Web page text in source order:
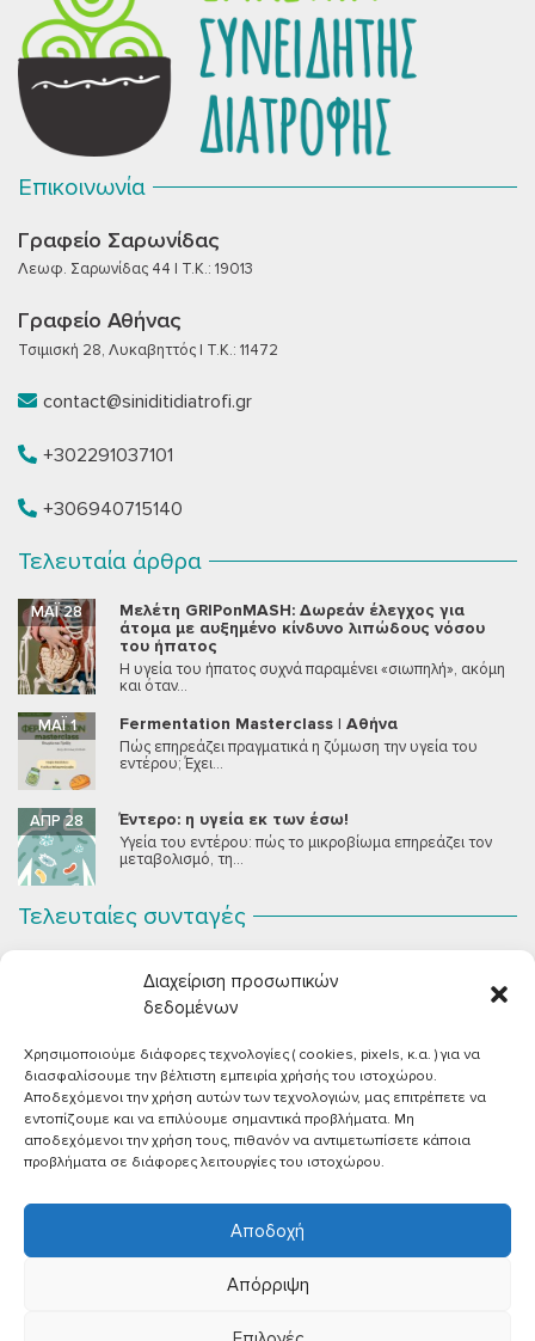
Διαχείριση προσωπικών
δεδομένων
Χρησιμοποιούμε διάφορες τεχνολογίες ( cookies, pixels, κ.α. ) για να
διασφαλίσουμε την βέλτιστη εμπειρία χρήσής του ιστοχώρου.
Αποδεχόμενοι την χρήση αυτών των τεχνολογιών, μας επιτρέπετε να
εντοπίζουμε και να επιλύουμε σημαντικά προβλήματα. Μη
αποδεχόμενοι την χρήση τους, πιθανόν να αντιμετωπίσετε κάποια
προβλήματα σε διάφορες λειτουργίες του ιστοχώρου.
Αποδοχή
Απόρριψη
Επικοινωνία
Γραφείο Σαρωνίδας
Λεωφ. Σαρωνίδας 44 | T.K.: 19013
Γραφείο Αθήνας
Τσιμισκή 28, Λυκαβηττός | T.K.: 11472
contact@siniditidiatrofi.gr
+302291037101
+306940715140
Τελευταία άρθρα
Μελέτη GRIPonMASH: Δωρεάν έλεγχος για
άτομα με αυξημένο κίνδυνο λιπώδους νόσου
του ήπατος
ΜΆΙ 28
Η υγεία του ήπατος συχνά παραμένει «σιωπηλή», ακόμη
και όταν...
Fermentation Masterclass | Αθήνα
ΜΆΙ 1
Πώς επηρεάζει πραγματικά η ζύμωση την υγεία του
εντέρου; Έχει...
Έντερο: η υγεία εκ των έσω!
ΑΠΡ 28
Υγεία του εντέρου: πώς το μικροβίωμα επηρεάζει τον
μεταβολισμό, τη...
Τελευταίες συνταγές
Μια μους σοκολάτας για όλους εμάς που θέλουμε να
συστήσουμε...
Vegan Χωριάτικη Σαλάτα με Φέτα από Τόφου
ΙΟΎΝ 26
Καλοκαίρι, ζεστάρα και “χωριάτικη” σαλάτα! Έχοντας
μεγαλώσει με αυτό το...
Πικάντικες πέννες με ντομάτα
ΙΟΎΝ 18